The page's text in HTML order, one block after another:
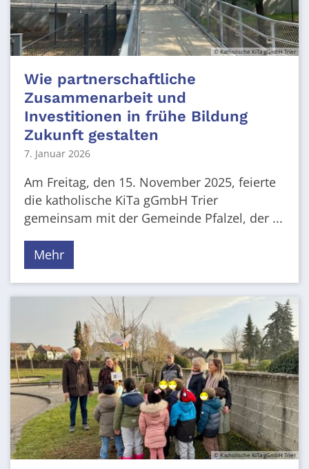
© Katholische KiTa gGmbH Trier
Wie partnerschaftliche
Zusammenarbeit und
Investitionen in frühe Bildung
Zukunft gestalten
7. Januar 2026
Am Freitag, den 15. November 2025, feierte
die katholische KiTa gGmbH Trier
gemeinsam mit der Gemeinde Pfalzel, der ...
Mehr
© Katholische KiTa gGmbH Trier